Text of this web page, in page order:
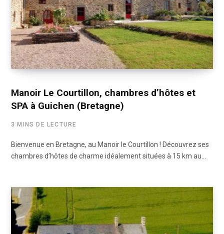
Manoir Le Courtillon, chambres d’hôtes et
SPA à Guichen (Bretagne)
3 MINS DE LECTURE
Bienvenue en Bretagne, au Manoir le Courtillon ! Découvrez ses
chambres d’hôtes de charme idéalement situées à 15 km au…